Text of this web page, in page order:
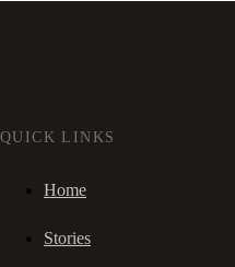
QUICK LINKS
Home
Stories